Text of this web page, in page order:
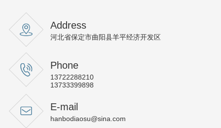
Address
河北省保定市曲阳县羊平经济开发区
Phone
13722288210
13733399898
E-mail
hanbodiaosu@sina.com